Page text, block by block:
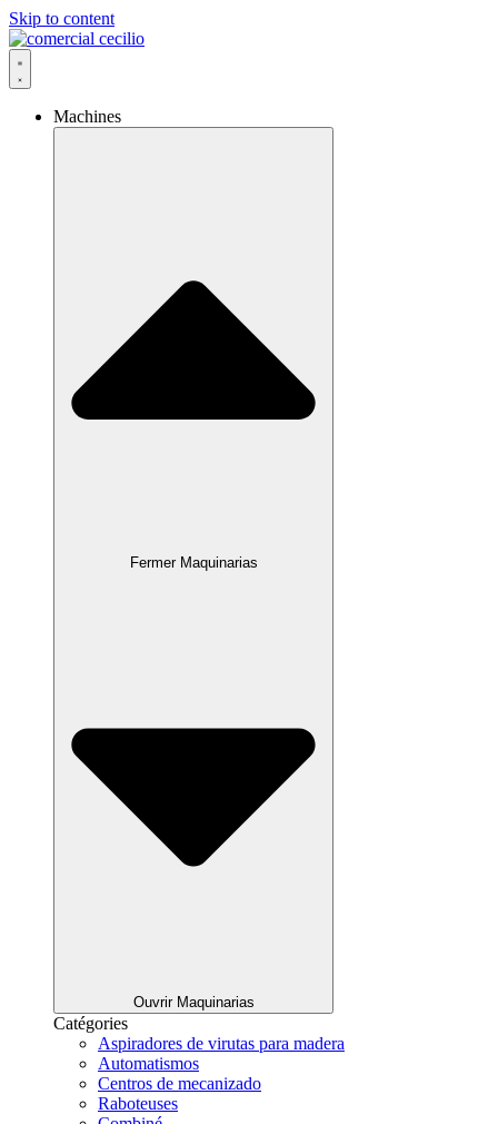
Skip to content
Machines
Fermer Maquinarias
Ouvrir Maquinarias
Catégories
Aspiradores de virutas para madera
Automatismos
Centros de mecanizado
Raboteuses